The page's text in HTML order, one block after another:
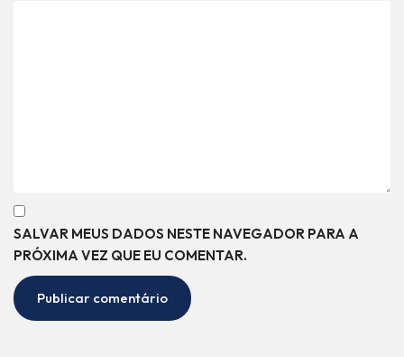
SALVAR MEUS DADOS NESTE NAVEGADOR PARA A
PRÓXIMA VEZ QUE EU COMENTAR.